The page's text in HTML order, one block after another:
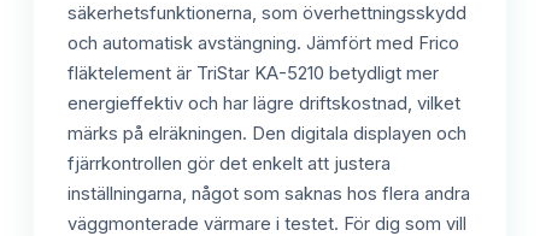
säkerhetsfunktionerna, som överhettningsskydd
och automatisk avstängning. Jämfört med Frico
fläktelement är TriStar KA-5210 betydligt mer
energieffektiv och har lägre driftskostnad, vilket
märks på elräkningen. Den digitala displayen och
fjärrkontrollen gör det enkelt att justera
inställningarna, något som saknas hos flera andra
väggmonterade värmare i testet. För dig som vill